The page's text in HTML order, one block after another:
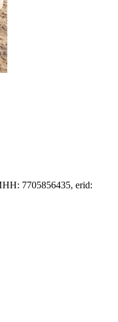
7705856435, erid: